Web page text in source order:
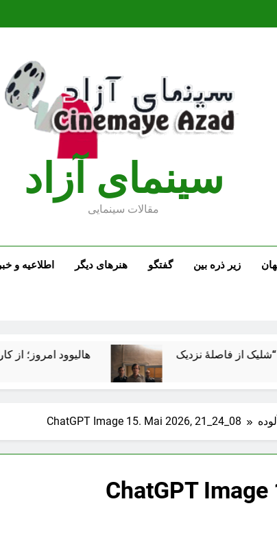
سينماى آزاد
مقالات سينمايى
زیر ذره بین گفتگو هنرهای دیگر اطلاعیه و خبر
هالیوود امروز؛ از کارخانه
ChatGPT Image 15. Mai 2026, 21_24_08
ChatGPT